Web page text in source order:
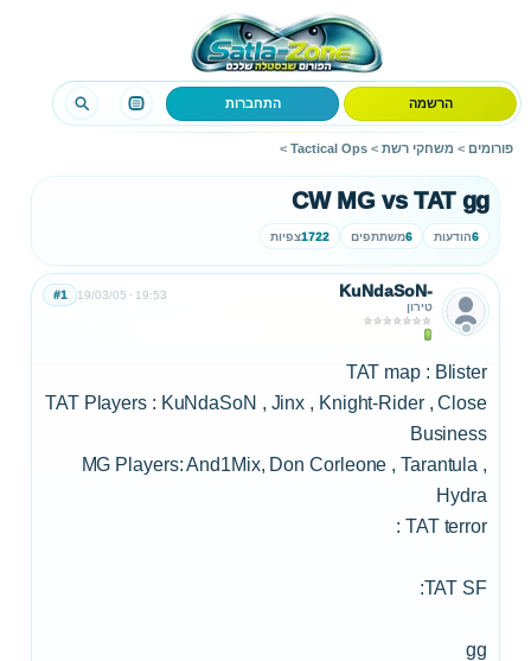
הרשמה התחברות
פורומים > משחקי רשת >
Tactical Ops
>
CW MG vs TAT gg
6הודעות 6משתתפים 1722צפיות
KuNdaSoN-
טירון
19/03/05 19:53
#1
TAT map : Blister
TAT Players : KuNdaSoN , Jinx , Knight-Rider , Close
Business
MG Players: And1Mix, Don Corleone , Tarantula ,
Hydra
TAT terror :
TAT SF:
gg